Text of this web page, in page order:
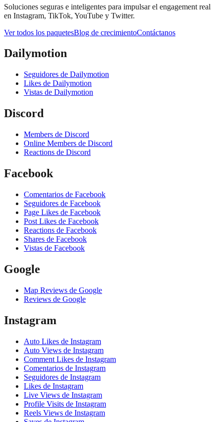
Soluciones seguras e inteligentes para impulsar el engagement real
en Instagram, TikTok, YouTube y Twitter.
Ver todos los paquetesBlog de crecimientoContáctanos
Dailymotion
Seguidores de Dailymotion
Likes de Dailymotion
Vistas de Dailymotion
Discord
Members de Discord
Online Members de Discord
Reactions de Discord
Facebook
Comentarios de Facebook
Seguidores de Facebook
Page Likes de Facebook
Post Likes de Facebook
Reactions de Facebook
Shares de Facebook
Vistas de Facebook
Google
Map Reviews de Google
Reviews de Google
Instagram
Auto Likes de Instagram
Auto Views de Instagram
Comment Likes de Instagram
Comentarios de Instagram
Seguidores de Instagram
Likes de Instagram
Live Views de Instagram
Profile Visits de Instagram
Reels Views de Instagram